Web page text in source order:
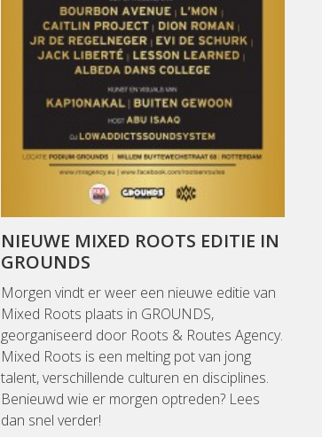
NIEUWE MIXED ROOTS EDITIE IN
GROUNDS
Morgen vindt er weer een nieuwe editie van
Mixed Roots plaats in GROUNDS,
georganiseerd door Roots & Routes Agency.
Mixed Roots is een melting pot van jong
talent, verschillende culturen en disciplines.
Benieuwd wie er morgen optreden? Lees
dan snel verder!